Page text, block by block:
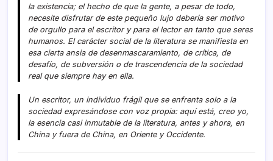
la existencia; el hecho de que la gente, a pesar de todo,
necesite disfrutar de este pequeño lujo deberí­a ser motivo
de orgullo para el escritor y para el lector en tanto que seres
humanos. El carácter social de la literatura se manifiesta en
esa cierta ansia de desenmascaramiento, de crí­tica, de
desafí­o, de subversión o de trascendencia de la sociedad
real que siempre hay en ella.
Un escritor, un individuo frágil que se enfrenta solo a la
sociedad expresándose con voz propia: aquí­ está, creo yo,
la esencia casi inmutable de la literatura, antes y ahora, en
China y fuera de China, en Oriente y Occidente.